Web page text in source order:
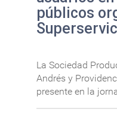
públicos
La Sociedad
Andrés y
presente en la